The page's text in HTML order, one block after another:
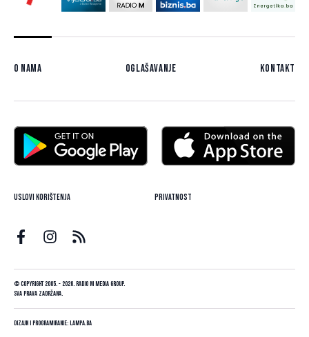
O nama Oglašavanje Kontakt
Uslovi korištenja Privatnost
© Copyright 2005. - 2026. Radio M Media Group.
Sva prava zadržana.
Dizajn i programiranje:Lampa.ba